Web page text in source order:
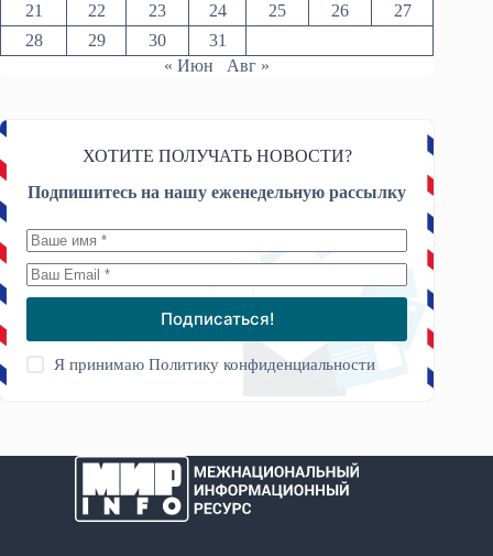
21
22 23 24 25 26
27
28
29 30
31
« Июн
Авг »
ХОТИТЕ ПОЛУЧАТЬ НОВОСТИ?
Подпишитесь на нашу еженедельную рассылку
Подписаться!
Я принимаюПолитику конфиденциальности